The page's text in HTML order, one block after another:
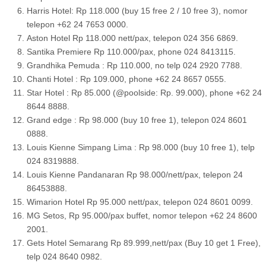
Harris Hotel: Rp 118.000 (buy 15 free 2 / 10 free 3), nomor
telepon +62 24 7653 0000.
Aston Hotel Rp 118.000 nett/pax, telepon 024 356 6869.
Santika Premiere Rp 110.000/pax, phone 024 8413115.
Grandhika Pemuda : Rp 110.000, no telp 024 2920 7788.
Chanti Hotel : Rp 109.000, phone +62 24 8657 0555.
Star Hotel : Rp 85.000 (@poolside: Rp. 99.000), phone +62 24
8644 8888.
Grand edge : Rp 98.000 (buy 10 free 1), telepon 024 8601
0888.
Louis Kienne Simpang Lima : Rp 98.000 (buy 10 free 1), telp
024 8319888.
Louis Kienne Pandanaran Rp 98.000/nett/pax, telepon 24
86453888.
Wimarion Hotel Rp 95.000 nett/pax, telepon 024 8601 0099.
MG Setos, Rp 95.000/pax buffet, nomor telepon +62 24 8600
2001.
Gets Hotel Semarang Rp 89.999,nett/pax (Buy 10 get 1 Free),
telp 024 8640 0982.